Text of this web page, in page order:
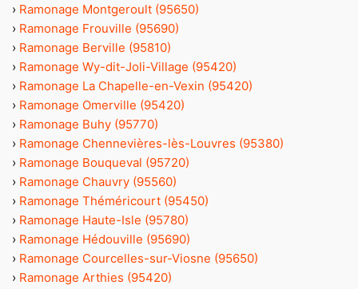
› Ramonage Montgeroult (95650)
› Ramonage Frouville (95690)
› Ramonage Berville (95810)
› Ramonage Wy-dit-Joli-Village (95420)
› Ramonage La Chapelle-en-Vexin (95420)
› Ramonage Omerville (95420)
› Ramonage Buhy (95770)
› Ramonage Chennevières-lès-Louvres (95380)
› Ramonage Bouqueval (95720)
› Ramonage Chauvry (95560)
› Ramonage Théméricourt (95450)
› Ramonage Haute-Isle (95780)
› Ramonage Hédouville (95690)
› Ramonage Courcelles-sur-Viosne (95650)
› Ramonage Arthies (95420)